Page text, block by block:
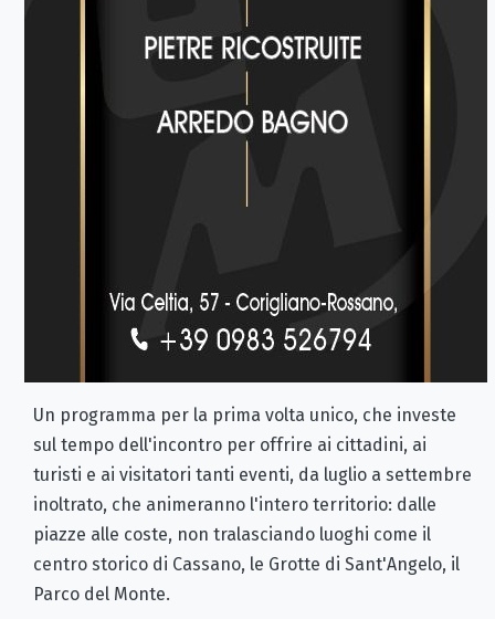
Un programma per la prima volta unico, che investe
sul tempo dell'incontro per offrire ai cittadini, ai
turisti e ai visitatori tanti eventi, da luglio a settembre
inoltrato, che animeranno l'intero territorio: dalle
piazze alle coste, non tralasciando luoghi come il
centro storico di Cassano, le Grotte di Sant'Angelo, il
Parco del Monte.